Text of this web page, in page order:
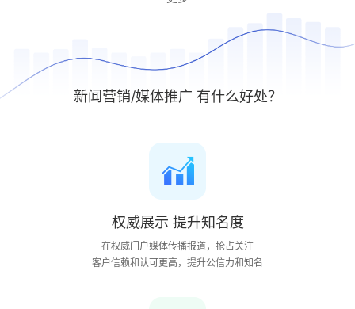
新闻营销/媒体推广 有什么好处？
权威展示 提升知名度
在权威门户媒体传播报道，抢占关注
客户信赖和认可更高，提升公信力和知名